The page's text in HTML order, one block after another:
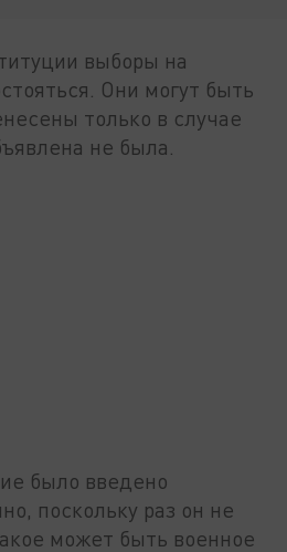
выборы на
Они могут быть
только в случае
не была.
было введено
поскольку раз он не
может быть военное